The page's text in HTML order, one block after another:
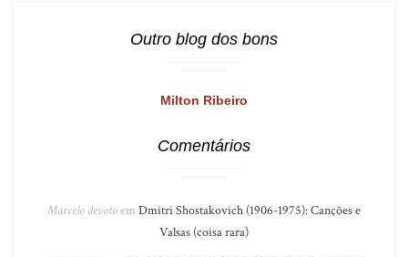
Outro blog dos bons
Milton Ribeiro
Comentários
Marcelo devotoem Dmitri Shostakovich (1906-1975): Canções e
Valsas (coisa rara)